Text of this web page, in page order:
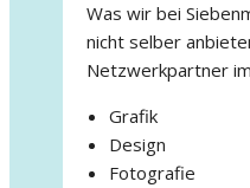
Was wir bei
nicht selber
Netzwerkpartner
Grafik
Design
Fotografie